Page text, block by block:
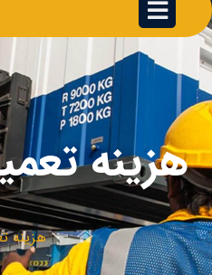
هزینه
هزینه